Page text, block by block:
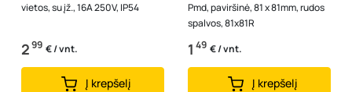
vietos, su įž., 16A 250V, IP54
299 € / vnt.
Į krepšelį
Pmd, paviršinė, 81 x 81mm, rudos
spalvos, 81x81R
1 49 € / vnt.
Į krepšelį